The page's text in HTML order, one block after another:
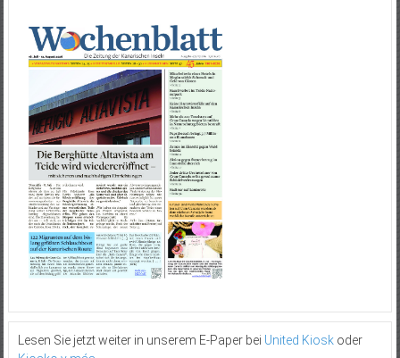
Lesen Sie jetzt weiter in unserem E-Paper bei United Kioskoder